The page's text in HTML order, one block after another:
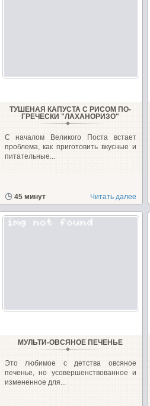
ТУШЕНАЯ КАПУСТА С РИСОМ ПО-
ГРЕЧЕСКИ "ЛАХАНОРИЗО"
С началом Великого Поста встает
проблема, как приготовить вкусные и
питательные...
45 минут Читать далее
МУЛЬТИ-ОВСЯНОЕ ПЕЧЕНЬЕ
Это любимое с детства овсяное
печенье, но усовершенствованное и
измененное для...